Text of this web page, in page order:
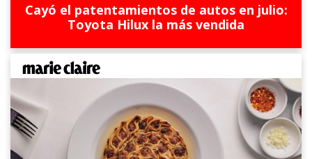
Cayó el patentamientos de autos en julio:
Toyota Hilux la más vendida